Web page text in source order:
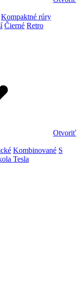
Kompaktné rúry
Čierné Retro
Otvoriť
Kombinované S
Tesla